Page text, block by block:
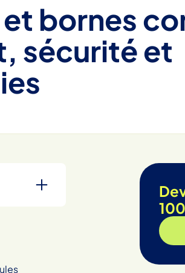
bornes
sécurité et